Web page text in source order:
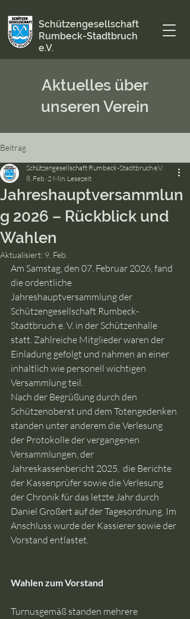
Schützengesellschaft
Rumbeck-Stadtbruch
e.V.
Aktuelles über
unseren Verein
Beitrag
Jahreshauptversammlun
g 2026 – Rückblick und
Wahlen
Schützengesellschaft Rumbeck-Stadtbruch e.V.
8. Feb. 2 Min. Lesezeit
Aktualisiert: 9. Feb.
Am Samstag, den 07. Februar 2026, fand
die ordentliche
Jahreshauptversammlung der
Schützengesellschaft Rumbeck-
Stadtbruch e. V. in der Schützenhalle
statt. Zahlreiche Mitglieder waren der
Einladung gefolgt und nahmen an einer
inhaltlich wie personell wichtigen
Versammlung teil.
Nach der Begrüßung durch den
Schützenoberst und dem Totengedenken
standen unter anderem die Verlesung
der Protokolle der vergangenen
Versammlungen, der
Jahreskassenbericht 2025,  die Berichte
der Kassenprüfer sowie die Verlesung
der Chronik für das letzte Jahr durch
Daniel Großert auf der Tagesordnung. Im
Anschluss wurde der Kassierer sowie der
Vorstand entlastet.
Wahlen zum Vorstand
Turnusgemäß standen mehrere